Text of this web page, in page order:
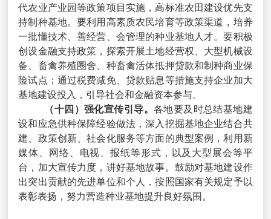
代农业产业园等政策项目实施，高标准农田建设优先支
持制种基地。要利用高素质农民培育等政策渠道，培养
一批懂技术、善经营、会管理的种业基地人才。要积极
创设金融支持政策，探索开展土地经营权、大型机械设
备、畜禽养殖圈舍、种畜禽活体抵押贷款和制种商业保
险试点；通过税费减免、贷款贴息等措施支持企业加大
基地建设投入，引导社会和金融资本参与。
（十四）强化宣传引导。 各地要及时总结基地建
设和应急供种保障经验做法，深入挖掘基地企业结合共
建、政策创新、社会化服务等方面的典型案例，利用新
媒体、网络、电视、报纸等形式，以及大型展会等平
台，加大宣传力度，讲好基地故事。鼓励对基地建设作
出突出贡献的先进单位和个人，按照国家有关规定予以
表彰表扬，努力营造种业基地提升良好氛围。